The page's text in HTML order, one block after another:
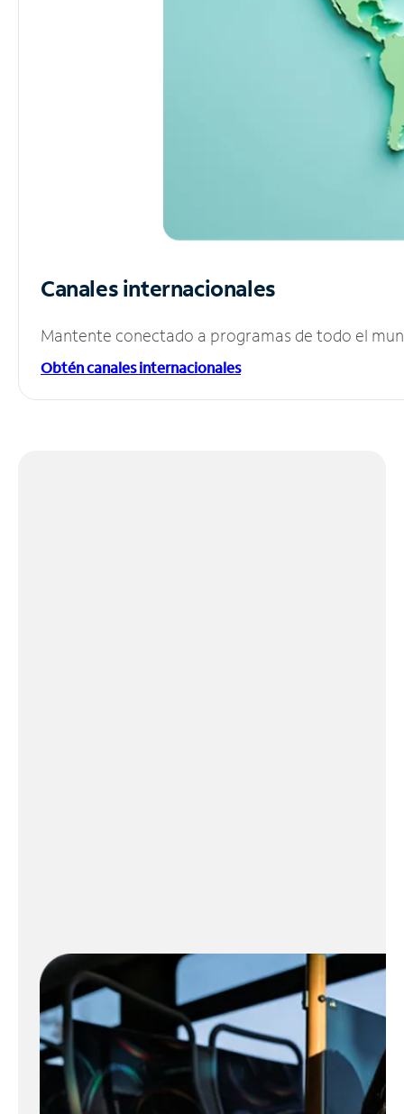
Canales internacionales
Mantente conectado a programas de todo el
Obtén canales internacionales